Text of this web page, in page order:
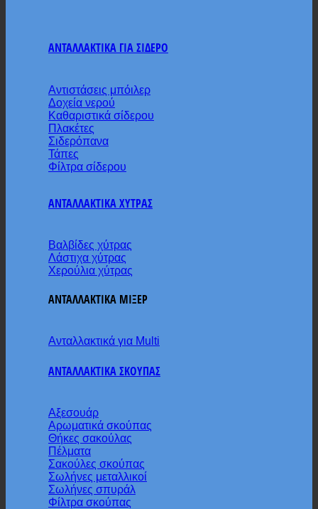
ΑΝΤΑΛΛΑΚΤΙΚΑ ΓΙΑ ΣΙΔΕΡΟ
Αντιστάσεις μπόιλερ
Δοχεία νερού
Καθαριστικά σίδερου
Πλακέτες
Σιδερόπανα
Τάπες
Φίλτρα σίδερου
ΑΝΤΑΛΛΑΚΤΙΚΑ ΧΥΤΡΑΣ
Βαλβίδες χύτρας
Λάστιχα χύτρας
Χερούλια χύτρας
ΑΝΤΑΛΛΑΚΤΙΚΑ ΜΙΞΕΡ
Ανταλλακτικά για Multi
ΑΝΤΑΛΛΑΚΤΙΚΑ ΣΚΟΥΠΑΣ
Αξεσουάρ
Αρωματικά σκούπας
Θήκες σακούλας
Πέλματα
Σακούλες σκούπας
Σωλήνες μεταλλικοί
Σωλήνες σπυράλ
Φίλτρα σκούπας